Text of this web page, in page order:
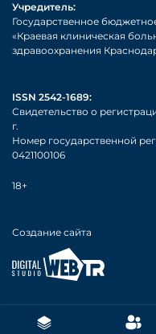
Учредитель:
Государственное
«Краевая клиническая
здравоохранения
ISSN 2542-1689:
Свидетельство о
г.
Номер государственной
0421100106
18+
Создание сайта